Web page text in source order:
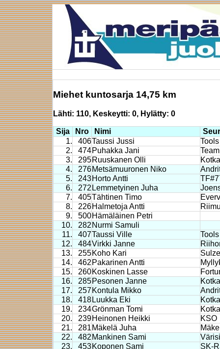
Miehet kuntosarja 14,75 km
Lähti: 110, Keskeytti: 0, Hylätty: 0
Sija Nro Nimi
1.
406Taussi Jussi
Tools
2.
474Puhakka Jani
3.
295Ruuskanen Olli
4.
276Metsämuuronen Niko
5.
243Horto Antti
6.
272 Lemmetyinen Juha
7.
405Tähtinen Timo
8.
226Halmetoja Antti
9.
500Hämäläinen Petri
10.
282 Nurmi Samuli
11.
407Taussi Ville
Tools
12.
484Virkki Janne
13.
255Koho Kari
14.
462 Pakarinen Antti
15.
260Koskinen Lasse
16.
285Pesonen Janne
17.
257Kontula Mikko
18.
418 Luukka Eki
19.
234Grönman Tomi
Kotka
20.
239Heinonen Heikki
KSO
21.
281 Mäkelä Juha
22.
482 Mankinen Sami
23.
453Koponen Sami
SK-